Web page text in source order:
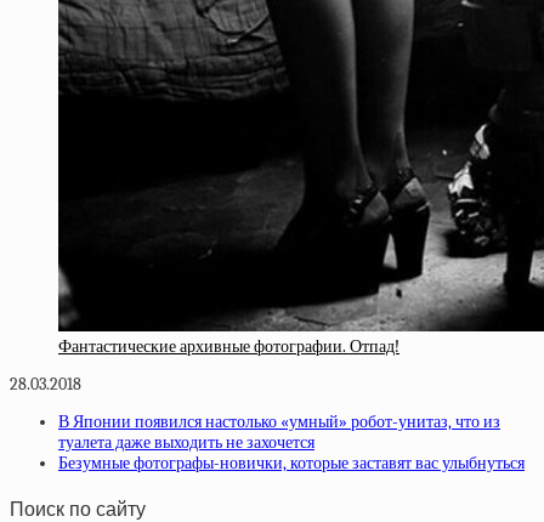
Фантастические архивные фотографии. Отпад!
28.03.2018
В Японии появился настолько «умный» робот-унитаз, что из
туалета даже выходить не захочется
Безумные фотографы-новички, которые заставят вас улыбнуться
Поиск по сайту